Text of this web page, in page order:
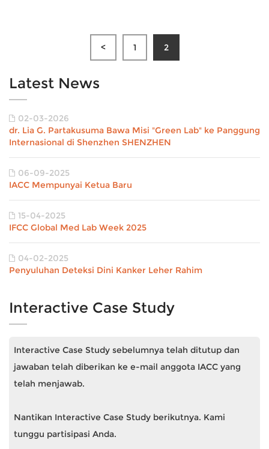
< 1 2
Latest News
02-03-2026
dr. Lia G. Partakusuma Bawa Misi "Green Lab" ke Panggung
Internasional di Shenzhen SHENZHEN
06-09-2025
IACC Mempunyai Ketua Baru
15-04-2025
IFCC Global Med Lab Week 2025
04-02-2025
Penyuluhan Deteksi Dini Kanker Leher Rahim
Interactive Case Study
Interactive Case Study sebelumnya telah ditutup dan
jawaban telah diberikan ke e-mail anggota IACC yang
telah menjawab.
Nantikan Interactive Case Study berikutnya. Kami
tunggu partisipasi Anda.